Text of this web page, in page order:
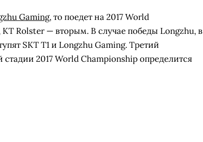
Gaming, то поедет на 2017 World
Rolster — вторым. В случае победы Longzhu, в
SKT T1 и Longzhu Gaming. Третий
2017 World Championship определится